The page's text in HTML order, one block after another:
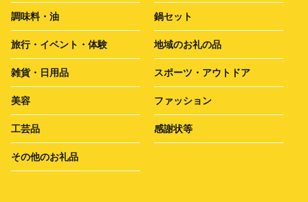
調味料・油 鍋セット
旅行・イベント・体験 地域のお礼の品
雑貨・日用品 スポーツ・アウトドア
美容 ファッション
工芸品 感謝状等
その他のお礼品